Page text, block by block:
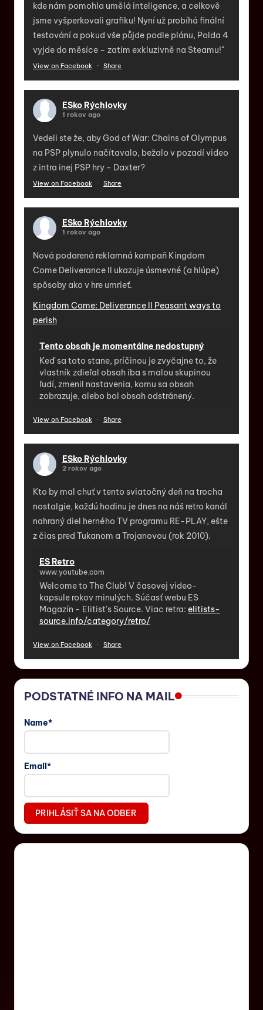
kde nám pomohla umělá inteligence, a celkově
jsme vyšperkovali grafiku! Nyní už probíhá finální
testování a pokud vše půjde podle plánu, Polda 4
vyjde do měsíce – zatím exkluzivně na Steamu!"
View on Facebook · Share
ESko Rýchlovky
1 rokov ago
Vedeli ste že, aby God of War: Chains of Olympus
na PSP plynulo načítavalo, bežalo v pozadí video
z intra inej PSP hry - Daxter?
View on Facebook · Share
ESko Rýchlovky
1 rokov ago
Nová podarená reklamná kampaň Kingdom
Come Deliverance II ukazuje úsmevné (a hlúpe)
spôsoby ako v hre umrieť.
Kingdom Come: Deliverance II Peasant ways to
perish
Tento obsah je momentálne nedostupný
Keď sa toto stane, príčinou je zvyčajne to, že
vlastník zdieľal obsah iba s malou skupinou
ľudí, zmenil nastavenia, komu sa obsah
zobrazuje, alebo bol obsah odstránený.
View on Facebook · Share
ESko Rýchlovky
2 rokov ago
Kto by mal chuť v tento sviatočný deň na trocha
nostalgie, každú hodinu je dnes na náš retro kanál
nahraný diel herného TV programu RE-PLAY, ešte
z čias pred Tukanom a Trojanovou (rok 2010).
ES Retro
www.youtube.com
Welcome to The Club! V časovej video-
kapsule rokov minulých. Súčasť webu ES
Magazín - Elitist's Source. Viac retra: elitists-
source.info/category/retro/
View on Facebook · Share
PODSTATNÉ INFO NA MAIL
Name*
Email*